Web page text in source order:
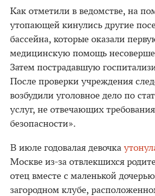
Как отметили в ведомстве, на
утопающей кинулись другие
бассейна, которые оказали
медицинскую помощь
Затем пострадавшую
После проверки учреждения
возбудили уголовное дело по
услуг, не отвечающих
безопасности».
В июле годовалая девочка
Москве из-за отвлекшихся
отец вместе с маленькой
загородном клубе,